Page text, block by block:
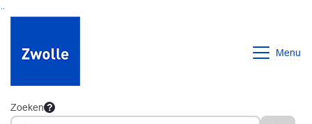
Ga naar de inhoud van deze pagina
Ga naar het zoeken
Ga naar het menu
Menu
Zoeken